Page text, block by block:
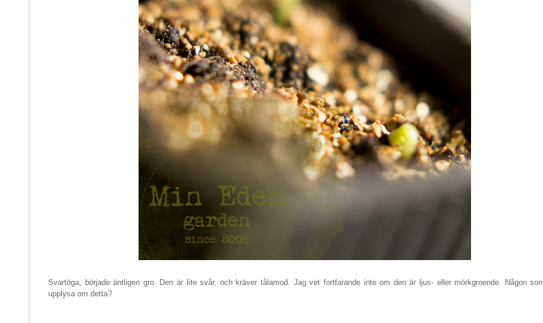
Svartöga, började äntligen gro. Den är lite svår, och kräver tålamod. Jag vet fortfarande inte om den är ljus- eller mörkgroende. Någon
upplysa om detta?